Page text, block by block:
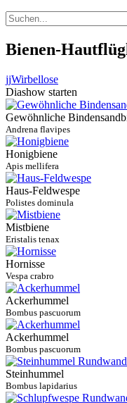
Bienen-
jjWirbellose
Diashow starten
Gewöhnliche
Andrena flavipes
Honigbiene
Apis mellifera
Haus-Feldwespe
Polistes dominula
Mistbiene
Eristalis tenax
Hornisse
Vespa crabro
Ackerhummel
Bombus pascuorum
Ackerhummel
Bombus pascuorum
Steinhummel
Bombus lapidarius